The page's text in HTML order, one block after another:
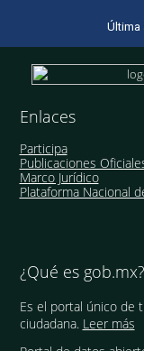
Última
Enlaces
Participa
Publicaciones
Marco Jurídico
Plataforma Nacional
¿Qué es gob.mx?
Es el portal único de
ciudadana. Leer más